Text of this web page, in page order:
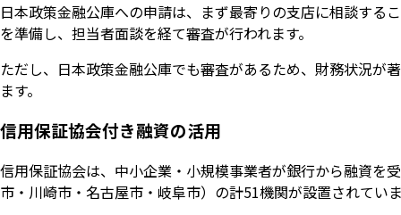
日本政策金融公庫への申請は、まず最寄りの支店に相談する
を準備し、担当者面談を経て審査が行われます。
ただし、日本政策金融公庫でも審査があるため、財務状況が
ます。
信用保証協会付き融資の活用
信用保証協会は、中小企業・小規模事業者が銀行から融資を
市・川崎市・名古屋市・岐阜市）の計51機関が設置されてい